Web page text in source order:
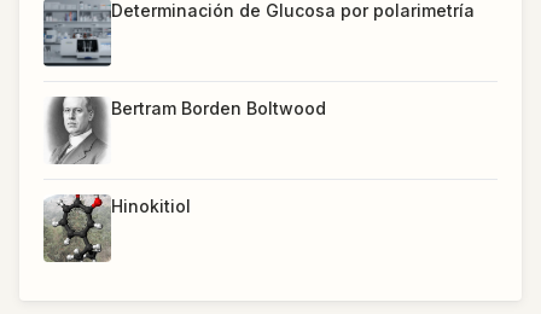
Determinación de Glucosa por polarimetría
Bertram Borden Boltwood
Hinokitiol